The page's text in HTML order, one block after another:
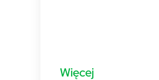
Więcej